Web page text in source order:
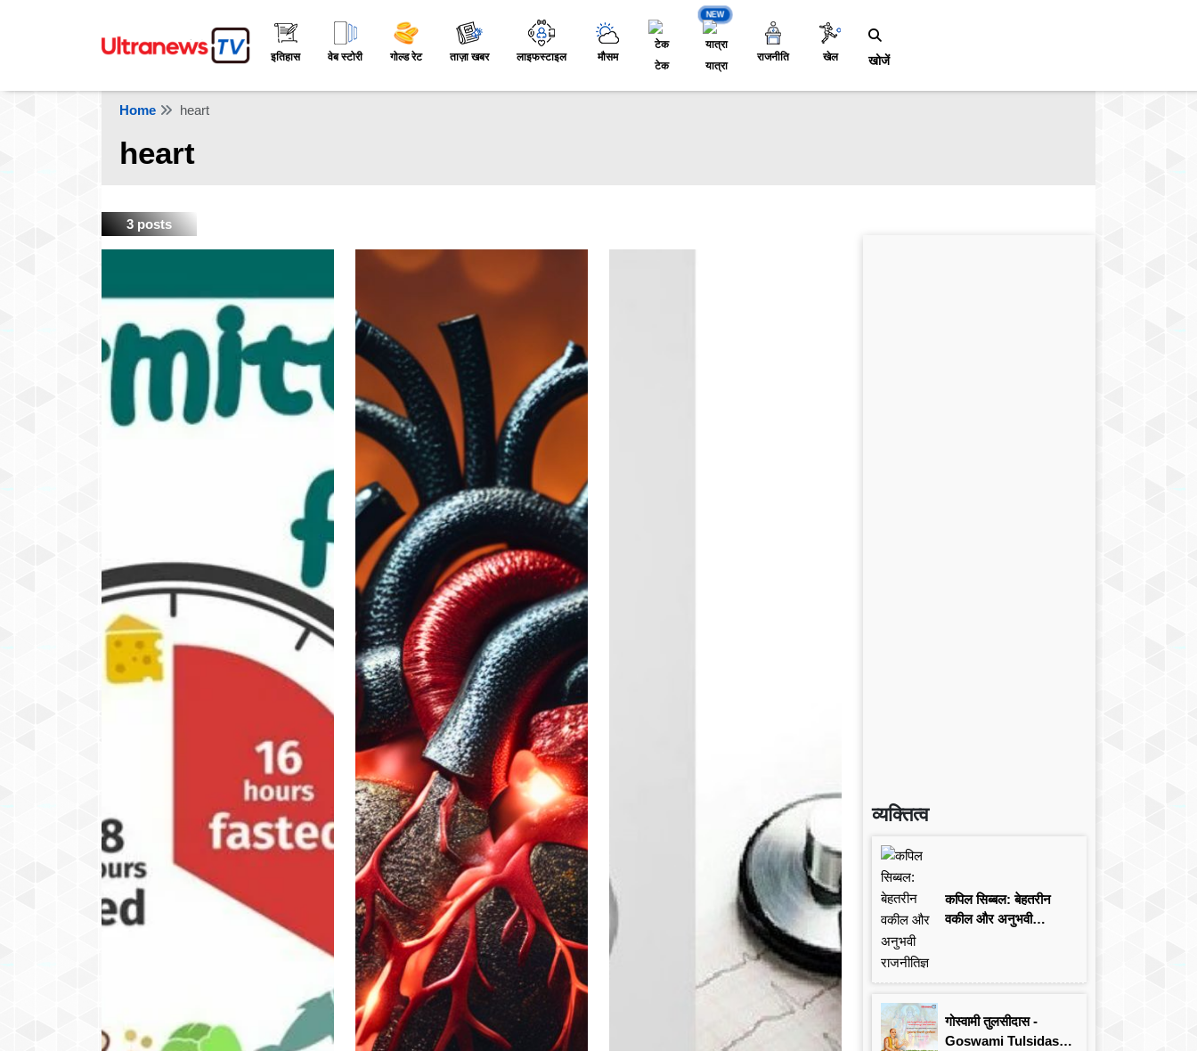
इतिहास वेब स्टोरी गोल्ड रेट ताज़ा खबर लाइफस्टाइल मौसम
टेक
NEW
यात्रा
राजनीति खेल खोजें
Home heart
heart
3 posts
व्यक्तित्व
कपिल सिब्बल: बेहतरीन
वकील और अनुभवी
गोस्वामी तुलसीदास -
Goswami Tulsidas: